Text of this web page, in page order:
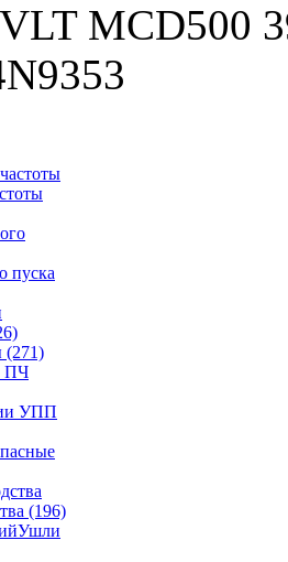
MCD500
пуска
(271)
ПЧ
УПП
(196)
Ушли